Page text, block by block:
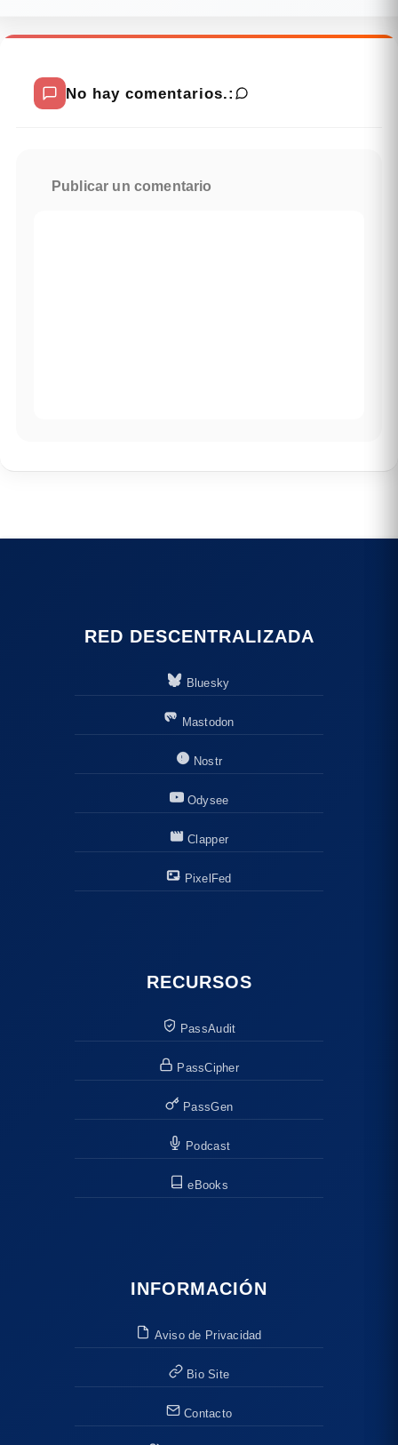
No hay comentarios.:
Publicar un comentario
RED DESCENTRALIZADA
Bluesky
Mastodon
Nostr
Odysee
Clapper
PixelFed
RECURSOS
PassAudit
PassCipher
PassGen
Podcast
eBooks
INFORMACIÓN
Aviso de Privacidad
Bio Site
Contacto